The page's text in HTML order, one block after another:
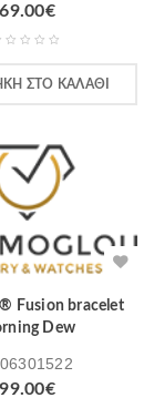
69.00€
ΣΤΟ ΚΑΛΆΘΙ
Fusion bracelet
Dew
99.00€